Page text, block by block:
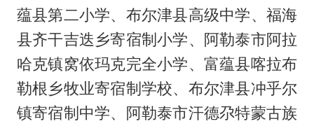
蕴县第二小学、布尔津县高级中学、福海
县齐干吉迭乡寄宿制小学、阿勒泰市阿拉
哈克镇窝依玛克完全小学、富蕴县喀拉布
勒根乡牧业寄宿制学校、布尔津县冲乎尔
镇寄宿制中学、阿勒泰市汗德尕特蒙古族